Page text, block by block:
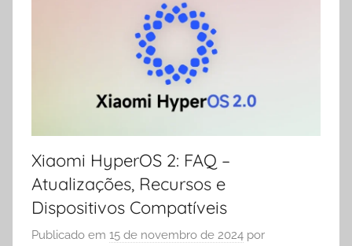
Xiaomi HyperOS 2: FAQ –
Atualizações, Recursos e
Dispositivos Compatíveis
Publicado em 15 de novembro de 2024 por